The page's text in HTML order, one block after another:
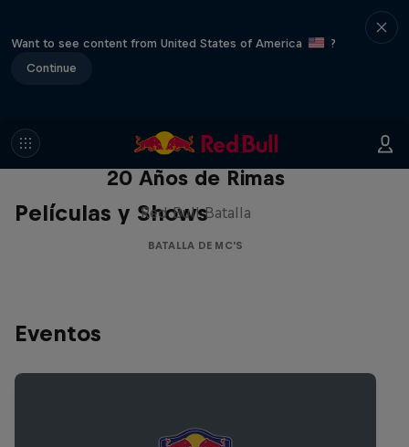
Want to see content from United States of America
?
Continue
Películas y Shows
Red Bull Batalla Nueva Historia:
20 Años de Rimas
Red Bull Batalla
BATALLA DE MC'S
Eventos